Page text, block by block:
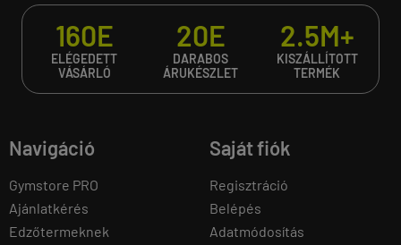
160E
ELÉGEDETT
VÁSÁRLÓ
20E
DARABOS
ÁRUKÉSZLET
2.5M+
KISZÁLLÍTOTT
TERMÉK
Navigáció
Gymstore PRO
Ajánlatkérés
Edzőtermeknek
Saját fiók
Regisztráció
Belépés
Adatmódosítás